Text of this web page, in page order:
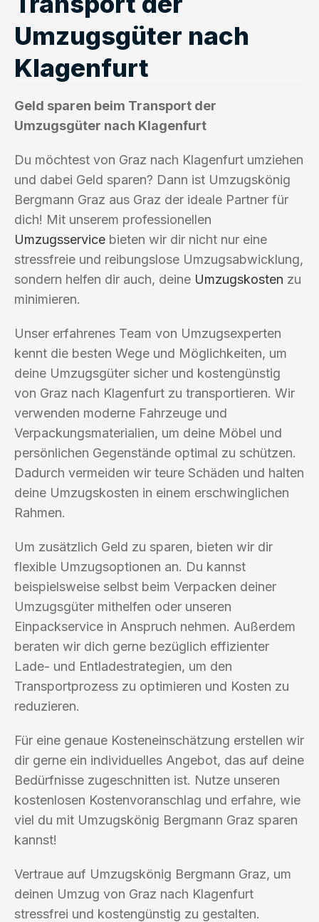
Umzugsgüter nach
Klagenfurt
Geld sparen beim Transport der
Umzugsgüter nach Klagenfurt
Du möchtest von Graz nach Klagenfurt umziehen
und dabei Geld sparen? Dann ist Umzugskönig
Bergmann Graz aus Graz der ideale Partner für
dich! Mit unserem professionellen
Umzugsservice bieten wir dir nicht nur eine
stressfreie und reibungslose Umzugsabwicklung,
sondern helfen dir auch, deine Umzugskosten zu
minimieren.
Unser erfahrenes Team von Umzugsexperten
kennt die besten Wege und Möglichkeiten, um
deine Umzugsgüter sicher und kostengünstig
von Graz nach Klagenfurt zu transportieren. Wir
verwenden moderne Fahrzeuge und
Verpackungsmaterialien, um deine Möbel und
persönlichen Gegenstände optimal zu schützen.
Dadurch vermeiden wir teure Schäden und halten
deine Umzugskosten in einem erschwinglichen
Rahmen.
Um zusätzlich Geld zu sparen, bieten wir dir
flexible Umzugsoptionen an. Du kannst
beispielsweise selbst beim Verpacken deiner
Umzugsgüter mithelfen oder unseren
Einpackservice in Anspruch nehmen. Außerdem
beraten wir dich gerne bezüglich effizienter
Lade- und Entladestrategien, um den
Transportprozess zu optimieren und Kosten zu
reduzieren.
Für eine genaue Kosteneinschätzung erstellen wir
dir gerne ein individuelles Angebot, das auf deine
Bedürfnisse zugeschnitten ist. Nutze unseren
kostenlosen Kostenvoranschlag und erfahre, wie
viel du mit Umzugskönig Bergmann Graz sparen
kannst!
Vertraue auf Umzugskönig Bergmann Graz, um
deinen Umzug von Graz nach Klagenfurt
stressfrei und kostengünstig zu gestalten.